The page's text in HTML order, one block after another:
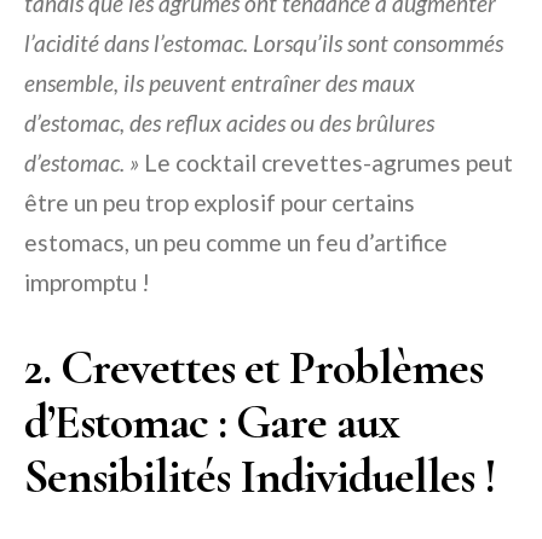
l’acidité dans l’estomac. Lorsqu’ils sont consommés
ensemble, ils peuvent entraîner des maux
d’estomac, des reflux acides ou des brûlures
d’estomac. » Le cocktail crevettes-agrumes peut
être un peu trop explosif pour certains
estomacs, un peu comme un feu d’artifice
impromptu !
2. Crevettes et Problèmes
d’Estomac : Gare aux
Sensibilités Individuelles !